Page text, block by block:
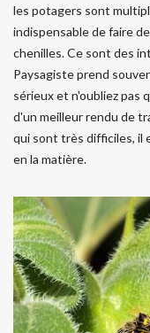
les potagers sont
indispensable de faire
chenilles. Ce sont des
Paysagiste prend
sérieux et n'oubliez pas
d'un meilleur rendu de
qui sont très difficiles, il
en la matière.